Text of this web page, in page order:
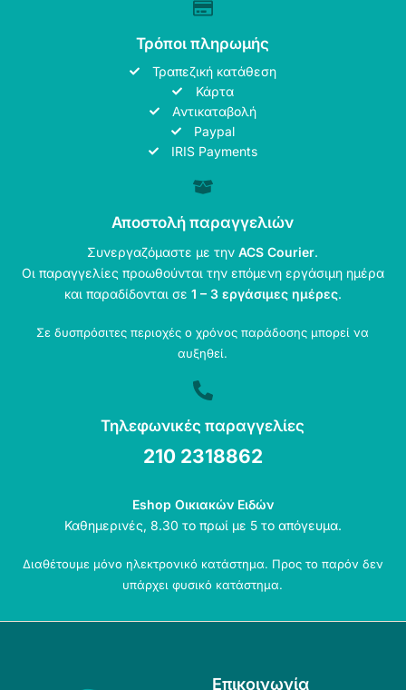
Τρόποι πληρωμής
Τραπεζική κατάθεση
Κάρτα
Αντικαταβολή
Paypal
IRIS Payments
Αποστολή παραγγελιών
Συνεργαζόμαστε με τηνACS Courier.
Οι παραγγελίες προωθούνται την επόμενη εργάσιμη ημέρα
και παραδίδονται σε 1 – 3 εργάσιμες ημέρες.
Σε δυσπρόσιτες περιοχές ο χρόνος παράδοσης μπορεί να
αυξηθεί.
Τηλεφωνικές παραγγελίες
210 2318862
Eshop Οικιακών Ειδών
Καθημερινές, 8.30 το πρωί με 5 το απόγευμα.
Διαθέτουμε μόνο ηλεκτρονικό κατάστημα. Προς το παρόν δεν
υπάρχει φυσικό κατάστημα.
Επικοινωνία